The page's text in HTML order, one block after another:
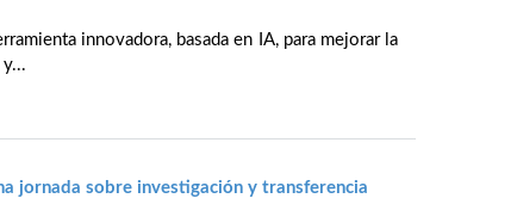
innovadora, basada en IA, para mejorar la
jornada sobre investigación y transferencia